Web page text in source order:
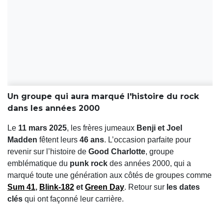
Un groupe qui aura marqué l'histoire du rock
dans les années 2000
Le 11 mars 2025, les frères jumeaux Benji et Joel
Madden fêtent leurs 46 ans. L’occasion parfaite pour
revenir sur l’histoire de Good Charlotte, groupe
emblématique du punk rock des années 2000, qui a
marqué toute une génération aux côtés de groupes comme
Sum 41, Blink-182 et Green Day. Retour sur les dates
clés qui ont façonné leur carrière.